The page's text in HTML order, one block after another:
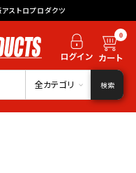
ストロプロダクツ
0
全カテゴリ 検索